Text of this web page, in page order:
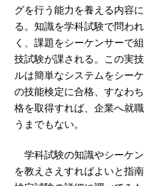
グを行う能力を養える内容
る。知識を学科試験で問わ
く、課題をシーケンサーで
技試験が課される。この実
ルは簡単なシステムをシー
の技能検定に合格、すなわ
格を取得すれば、企業へ就
うまでもない。
学科試験の知識やシーケ
を教えさえすればよいと指